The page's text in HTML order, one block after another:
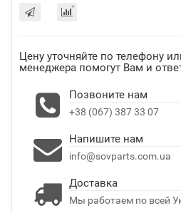
Цену уточняйте по телефону
менеджера помогут Вам и
Позвоните нам
+38 (067) 387 33 07
Напишите нам
info@sovparts.com.ua
Доставка
Мы работаем по всей